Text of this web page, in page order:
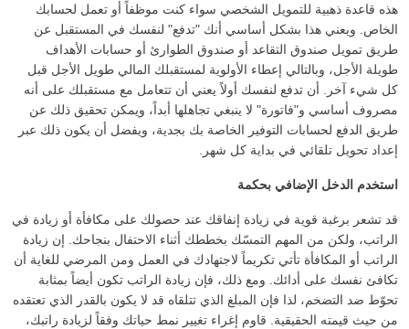
هذه قاعدة ذهبية للتمويل الشخصي سواء كنت موظفاً أو تعمل لحسابك
الخاص. ويعني هذا بشكل أساسي أنك "تدفع" لنفسك في المستقبل عن
طريق تمويل صندوق التقاعد أو صندوق الطوارئ أو حسابات الأهداف
طويلة الأجل، وبالتالي إعطاء الأولوية لمستقبلك المالي طويل الأجل قبل
كل شيء آخر. أن تدفع لنفسك أولاً يعني أن تتعامل مع مستقبلك على أنه
مصروف أساسي و"فاتورة" لا ينبغي تجاهلها أبداً، ويمكن تحقيق ذلك عن
طريق الدفع لحسابات التوفير الخاصة بك بجدية، ويفضل أن يكون ذلك عبر
إعداد تحويل تلقائي في بداية كل شهر.
استخدم الدخل الإضافي بحكمة
قد تشعر برغبة قوية في زيادة إنفاقك عند حصولك على مكافأة أو زيادة في
الراتب، ولكن من المهم التمسّك بخططك أثناء الاحتفال بنجاحك. إن زيادة
الراتب أو المكافأة تأتي تكريماً لاجتهادك في العمل ومن المرضي للغاية أن
تكافئ نفسك على أدائك. ومع ذلك، فإن زيادة الراتب تكون أيضاً بمثابة
تحوّط ضد التضخم، لذا فإن المبلغ الذي تتلقاه قد لا يكون بالقدر الذي تعتقده
من حيث قيمته الحقيقية. قاوم إغراء تغيير نمط حياتك وفقاً لزيادة راتبك،